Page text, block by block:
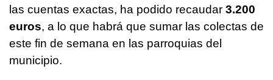
las cuentas exactas, ha podido recaudar 3.200
euros, a lo que habrá que sumar las colectas de
este fin de semana en las parroquias del
municipio.